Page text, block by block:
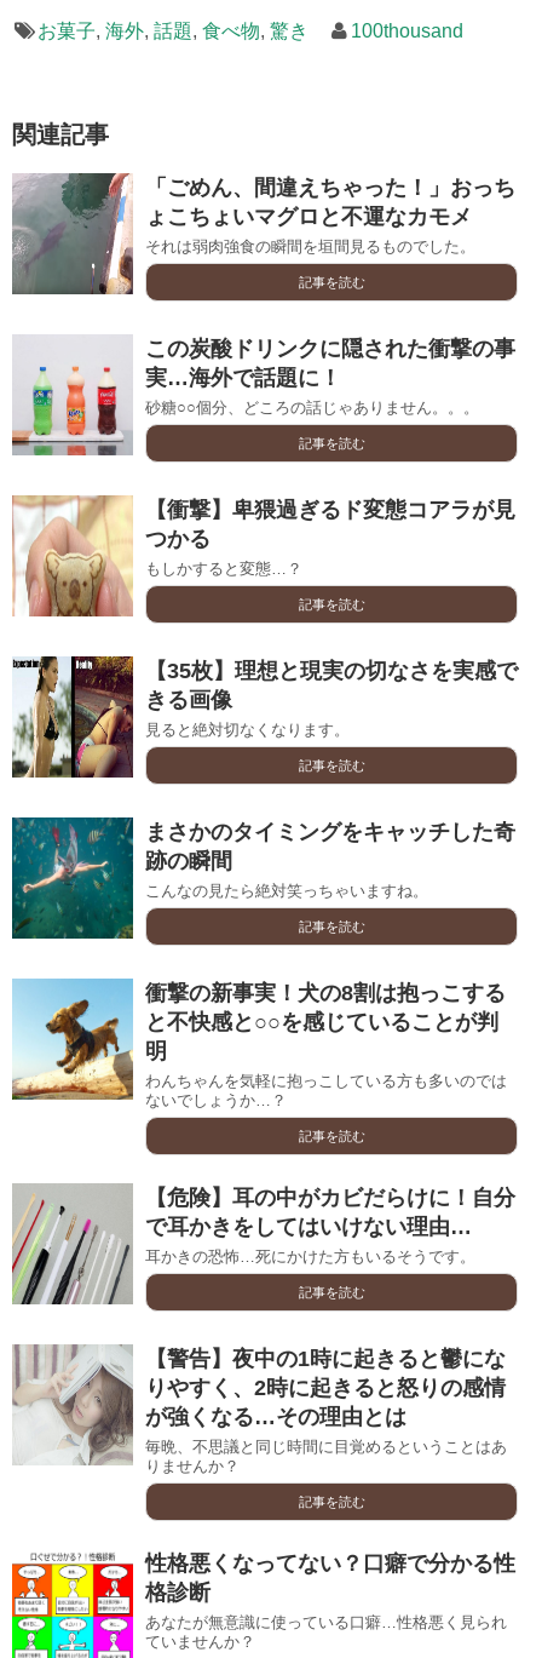
お菓子, 海外, 話題, 食べ物, 驚き 100thousand
関連記事
「ごめん、間違えちゃった！」おっち
ょこちょいマグロと不運なカモメ
それは弱肉強食の瞬間を垣間見るものでした。
記事を読む
この炭酸ドリンクに隠された衝撃の事
実…海外で話題に！
砂糖○○個分、どころの話じゃありません。。。
記事を読む
【衝撃】卑猥過ぎるド変態コアラが見
つかる
もしかすると変態…？
記事を読む
【35枚】理想と現実の切なさを実感で
きる画像
見ると絶対切なくなります。
記事を読む
まさかのタイミングをキャッチした奇
跡の瞬間
こんなの見たら絶対笑っちゃいますね。
記事を読む
衝撃の新事実！犬の8割は抱っこする
と不快感と○○を感じていることが判
明
わんちゃんを気軽に抱っこしている方も多いのでは
ないでしょうか…？
記事を読む
【危険】耳の中がカビだらけに！自分
で耳かきをしてはいけない理由…
耳かきの恐怖…死にかけた方もいるそうです。
記事を読む
【警告】夜中の1時に起きると鬱にな
りやすく、2時に起きると怒りの感情
が強くなる…その理由とは
毎晩、不思議と同じ時間に目覚めるということはあ
りませんか？
記事を読む
性格悪くなってない？口癖で分かる性
格診断
あなたが無意識に使っている口癖…性格悪く見られ
ていませんか？